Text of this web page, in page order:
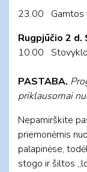
23.00 Gamtos
Rugpjūčio 2 d.
10.00
PASTABA.
priklausomai
Nepamirškite
priemonėmis
palapinėse,
stogo ir šiltos